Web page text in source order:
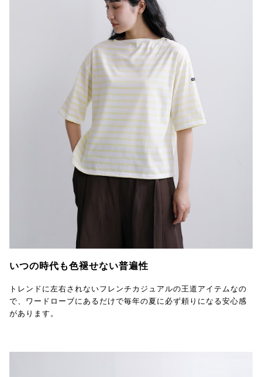
いつの時代も色褪せない普遍性
トレンドに左右されないフレンチカジュアルの王道アイテムなの
で、ワードローブにあるだけで毎年の夏に必ず頼りになる安心感
があります。